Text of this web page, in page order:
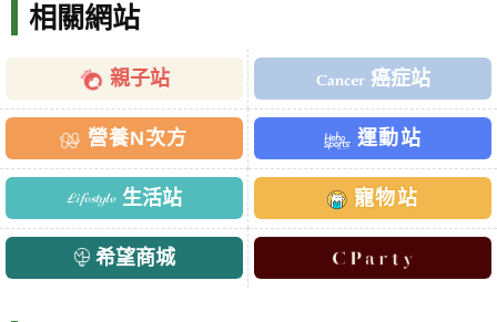
相關網站
親子站 癌症站
營養N次方 運動站
生活站 寵物站
希望商城